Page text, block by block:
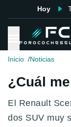
Hoy
Inicio Noticias
¿Cuál
El Renault
dos SUV muy